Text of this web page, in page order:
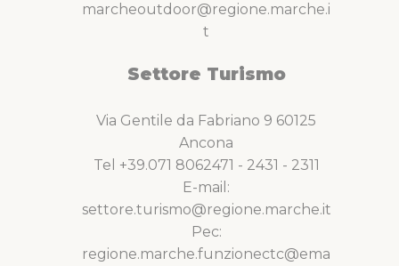
marcheoutdoor@regione.marche.i
t
Settore Turismo
Via Gentile da Fabriano 9 60125
Ancona
Tel +39.071 8062471 - 2431 - 2311
E-mail:
settore.turismo@regione.marche.it
Pec:
regione.marche.funzionectc@ema